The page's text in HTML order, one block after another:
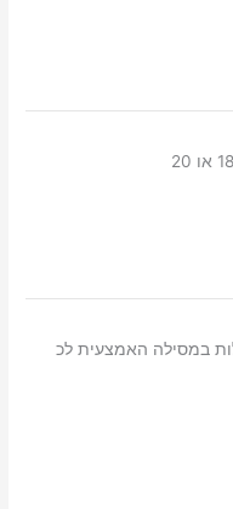
לתנור שחומם מראש ל170 מעלות במסילה האמצעית לכ